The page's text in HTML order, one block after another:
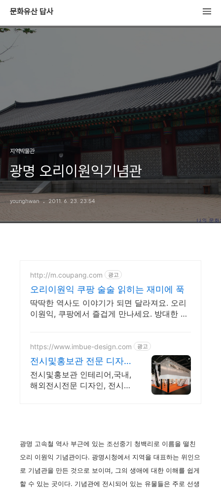
문화유산 답사
지역박물관
광명 오리이원익기념관
younghwan 2011. 6. 23. 23:54
http://m.coupang.com 광고
오리이원익 쿠팡 술술 읽히는 재미에 푹
딱딱한 역사도 이야기가 되면 달라져요. 오리
이원익, 쿠팡에서 즐겁게 만나세요. 방대한 역
https://www.imbue-design.com 광고
전시및홍보관 전문 디자
인임뷰
전시및홍보관 인테리어,국내,
해외전시전문 디자인, 전시기
광명 고속철 역사 부근에 있는 조선중기 청백리로 이름을 떨친
오리 이원익 기념관이다. 광명시청에서 지역을 대표하는 위인으
로 기념관을 만든 것으로 보이며, 그의 생애에 대한 이해를 쉽게
할 수 있는 곳이다. 기념관에 전시되어 있는 유물들은 주로 선생